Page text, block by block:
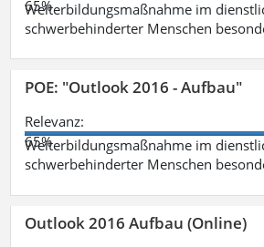
65%
Weiterbildungsmaßnahme im
schwerbehinderter Menschen
POE: "Outlook 2016 - Aufbau"
Relevanz:
65%
Weiterbildungsmaßnahme im
schwerbehinderter Menschen
Outlook 2016 Aufbau (Online)